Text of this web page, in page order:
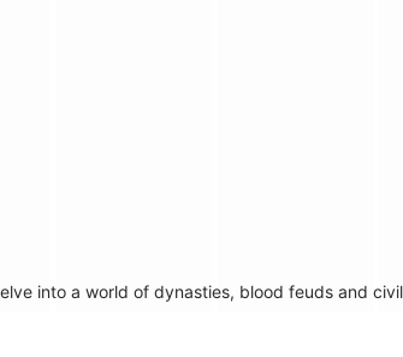
into a world of dynasties, blood feuds and